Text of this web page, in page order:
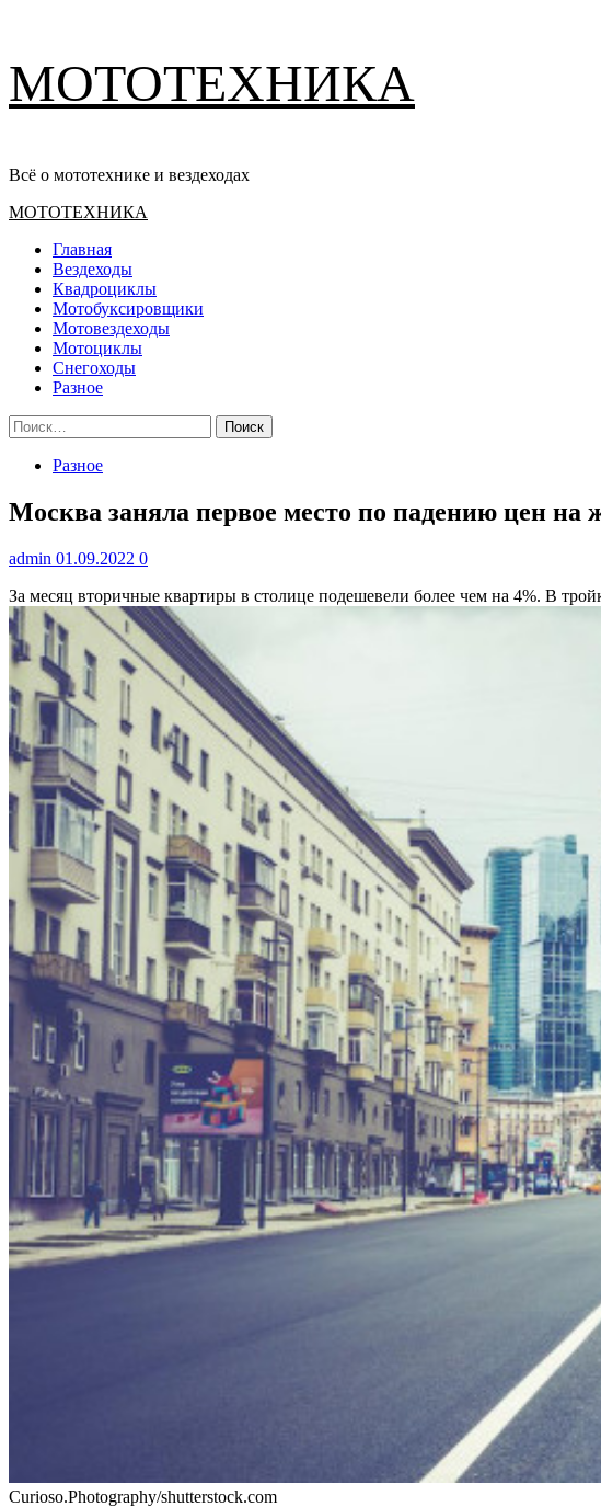
содержимому
МОТОТЕХНИКА
Всё о мототехнике и вездеходах
Основное
МОТОТЕХНИКА
Главная
Вездеходы
Квадроциклы
Мотобуксировщики
Мотовездеходы
Мотоциклы
Снегоходы
Разное
Найти:
Разное
Москва заняла первое место по падению цен
admin 01.09.2022 0
За месяц вторичные квартиры в столице подешевели более чем на 4%. В
Curioso.Photography/shutterstock.com